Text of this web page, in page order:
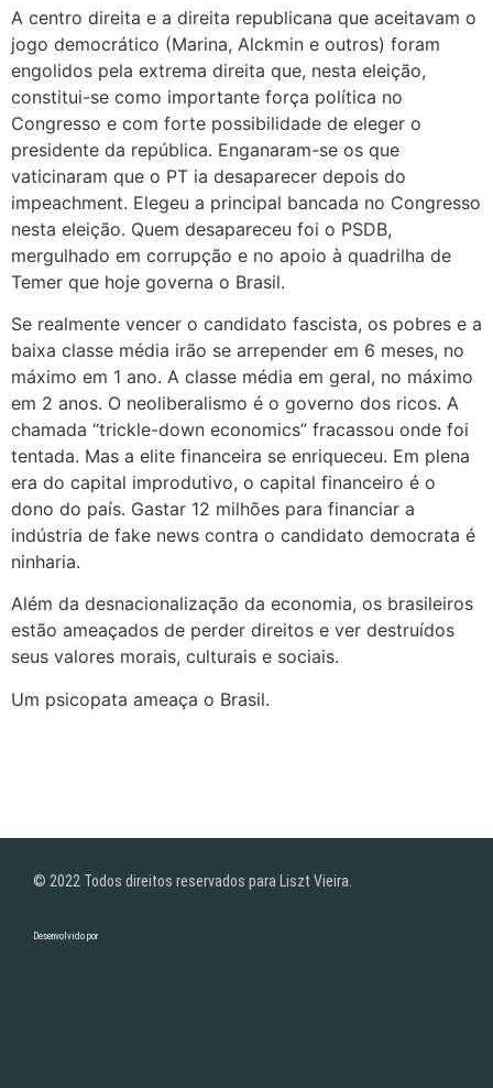
A centro direita e a direita republicana que aceitavam o
jogo democrático (Marina, Alckmin e outros) foram
engolidos pela extrema direita que, nesta eleição,
constitui-se como importante força política no
Congresso e com forte possibilidade de eleger o
presidente da república. Enganaram-se os que
vaticinaram que o PT ia desaparecer depois do
impeachment. Elegeu a principal bancada no Congresso
nesta eleição. Quem desapareceu foi o PSDB,
mergulhado em corrupção e no apoio à quadrilha de
Temer que hoje governa o Brasil.
Se realmente vencer o candidato fascista, os pobres e a
baixa classe média irão se arrepender em 6 meses, no
máximo em 1 ano. A classe média em geral, no máximo
em 2 anos. O neoliberalismo é o governo dos ricos. A
chamada “trickle-down economics” fracassou onde foi
tentada. Mas a elite financeira se enriqueceu. Em plena
era do capital improdutivo, o capital financeiro é o
dono do país. Gastar 12 milhões para financiar a
indústria de fake news contra o candidato democrata é
ninharia.
Além da desnacionalização da economia, os brasileiros
estão ameaçados de perder direitos e ver destruídos
seus valores morais, culturais e sociais.
Um psicopata ameaça o Brasil.
© 2022 Todos direitos reservados para Liszt Vieira.
Desenvolvido por